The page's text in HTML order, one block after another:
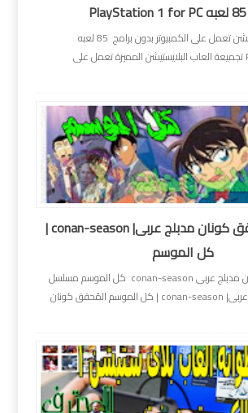
تجميعة العاب البلايستيشن تعمل على الكمبيوتر بدون برامج 85 لعبه
PlayStation 1 for PC تجميعة العاب البلايستيشن المميزة تعمل على
مسلسل المحقق كونان مدبلج عربى| conan-season |
كل الموسم
مسلسل المحقق كونان مدبلج عربى conan-season كل الموسم مسلسل
المحقق كونان مدبلج عربى| conan-season | كل الموسم المُحقق كونان